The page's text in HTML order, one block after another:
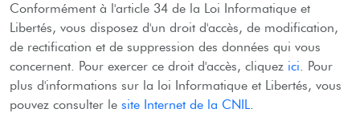
Conformément à l'article 34 de la Loi Informatique et
Libertés, vous disposez d'un droit d'accès, de modification,
de rectification et de suppression des données qui vous
concernent. Pour exercer ce droit d'accès, cliquez ici. Pour
plus d'informations sur la loi Informatique et Libertés, vous
pouvez consulter le site Internet de la CNIL.